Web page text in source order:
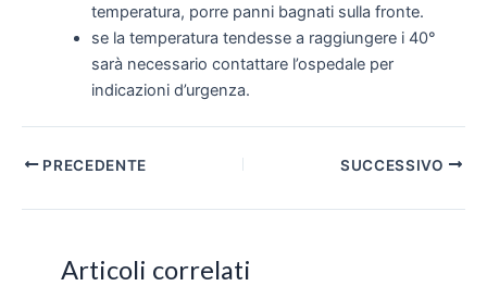
temperatura, porre panni bagnati sulla fronte.
se la temperatura tendesse a raggiungere i 40°
sarà necessario contattare l’ospedale per
indicazioni d’urgenza.
Navigazione
PRECEDENTE SUCCESSIVO
Articoli correlati